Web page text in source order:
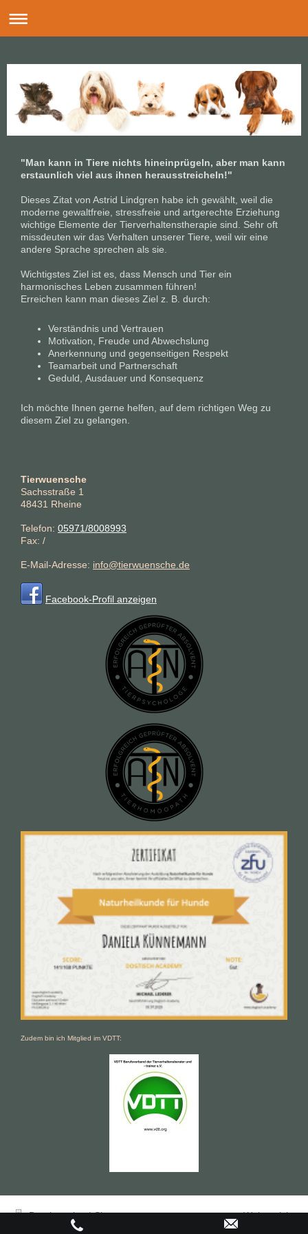
"Man kann in Tiere nichts hineinprügeln, aber man kann
erstaunlich viel aus ihnen herausstreicheln!"
Dieses Zitat von Astrid Lindgren habe ich gewählt, weil die
moderne gewaltfreie, stressfreie und artgerechte Erziehung
wichtige Elemente der Tierverhaltenstherapie sind. Sehr oft
missdeuten wir das Verhalten unserer Tiere, weil wir eine
andere Sprache sprechen als sie.
Wichtigstes Ziel ist es, dass Mensch und Tier ein
harmonisches Leben zusammen führen!
Erreichen kann man dieses Ziel z. B. durch:
Verständnis und Vertrauen
Motivation, Freude und Abwechslung
Anerkennung und gegenseitigen Respekt
Teamarbeit und Partnerschaft
Geduld, Ausdauer und Konsequenz
Ich möchte Ihnen gerne helfen, auf dem richtigen Weg zu
diesem Ziel zu gelangen.
Tierwuensche
Sachsstraße 1
48431 Rheine
Telefon: 05971/8008993
Fax: /
E-Mail-Adresse: info@tierwuensche.de
Facebook-Profil anzeigen
Zudem bin ich Mitglied im VDTT:
Druckversion| Sitemap
© Daniela Künnemann
Webansicht